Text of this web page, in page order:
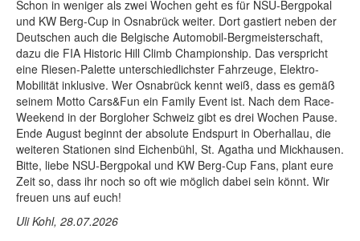
Schon in weniger als zwei Wochen geht es für NSU-Bergpokal
und KW Berg-Cup in Osnabrück weiter. Dort gastiert neben der
Deutschen auch die Belgische Automobil-Bergmeisterschaft,
dazu die FIA Historic Hill Climb Championship. Das verspricht
eine Riesen-Palette unterschiedlichster Fahrzeuge, Elektro-
Mobilität inklusive. Wer Osnabrück kennt weiß, dass es gemäß
seinem Motto Cars&Fun ein Family Event ist. Nach dem Race-
Weekend in der Borgloher Schweiz gibt es drei Wochen Pause.
Ende August beginnt der absolute Endspurt in Oberhallau, die
weiteren Stationen sind Eichenbühl, St. Agatha und Mickhausen.
Bitte, liebe NSU-Bergpokal und KW Berg-Cup Fans, plant eure
Zeit so, dass ihr noch so oft wie möglich dabei sein könnt. Wir
freuen uns auf euch!
Uli Kohl, 28.07.2026